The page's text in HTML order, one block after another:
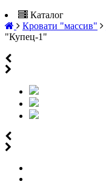
Каталог
Кровати "массив"
"Купец-1"